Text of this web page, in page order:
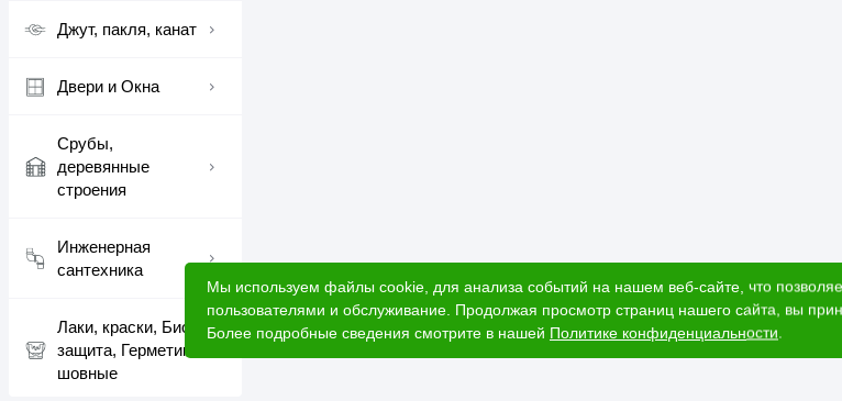
Джут, пакля, канат
Двери и Окна
Срубы,
деревянные
строения
Инженерная
сантехника
Лаки, краски, Био
защита, Герметики
шовные
Мы используем файлы cookie, для анализа событий на нашем веб-сайте, что
пользователями и обслуживание. Продолжая просмотр страниц нашего сайта, вы
Более подробные сведения смотрите в нашей Политике конфиденциальности.